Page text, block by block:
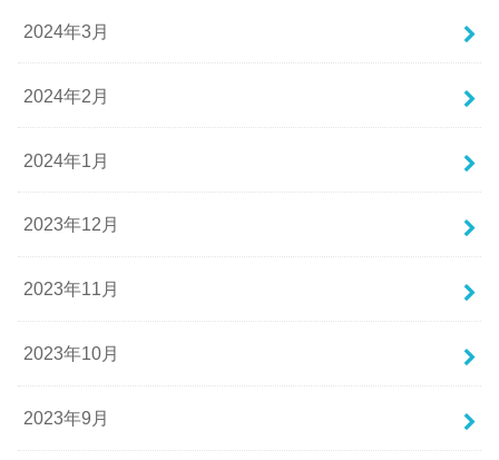
2024年3月
2024年2月
2024年1月
2023年12月
2023年11月
2023年10月
2023年9月